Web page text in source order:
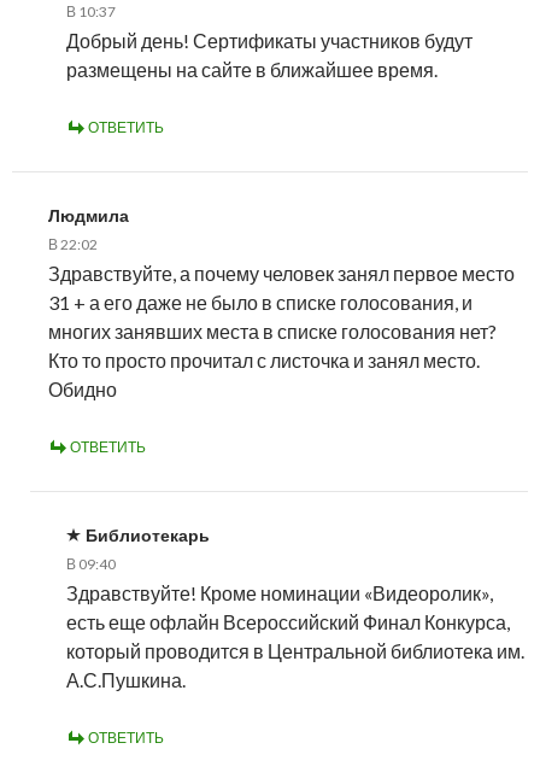
В 10:37
Добрый день! Сертификаты участников будут
размещены на сайте в ближайшее время.
ОТВЕТИТЬ
Людмила
В 22:02
Здравствуйте, а почему человек занял первое место
31 + а его даже не было в списке голосования, и
многих занявших места в списке голосования нет?
Кто то просто прочитал с листочка и занял место.
Обидно
ОТВЕТИТЬ
Библиотекарь
В 09:40
Здравствуйте! Кроме номинации «Видеоролик»,
есть еще офлайн Всероссийский Финал Конкурса,
который проводится в Центральной библиотека им.
А.С.Пушкина.
ОТВЕТИТЬ